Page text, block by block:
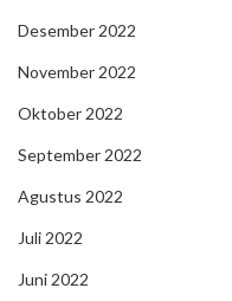
Desember 2022
November 2022
Oktober 2022
September 2022
Agustus 2022
Juli 2022
Juni 2022